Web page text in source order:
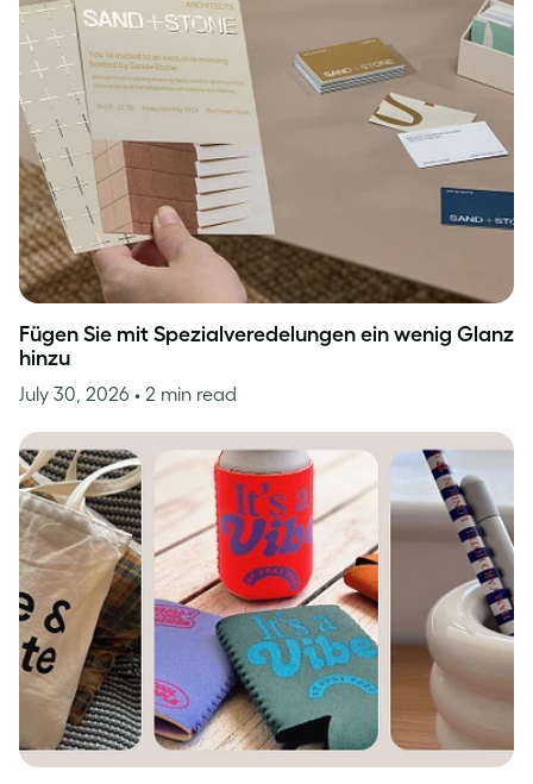
Fügen Sie mit Spezialveredelungen ein wenig Glanz
hinzu
July 30, 2026 • 2 min read